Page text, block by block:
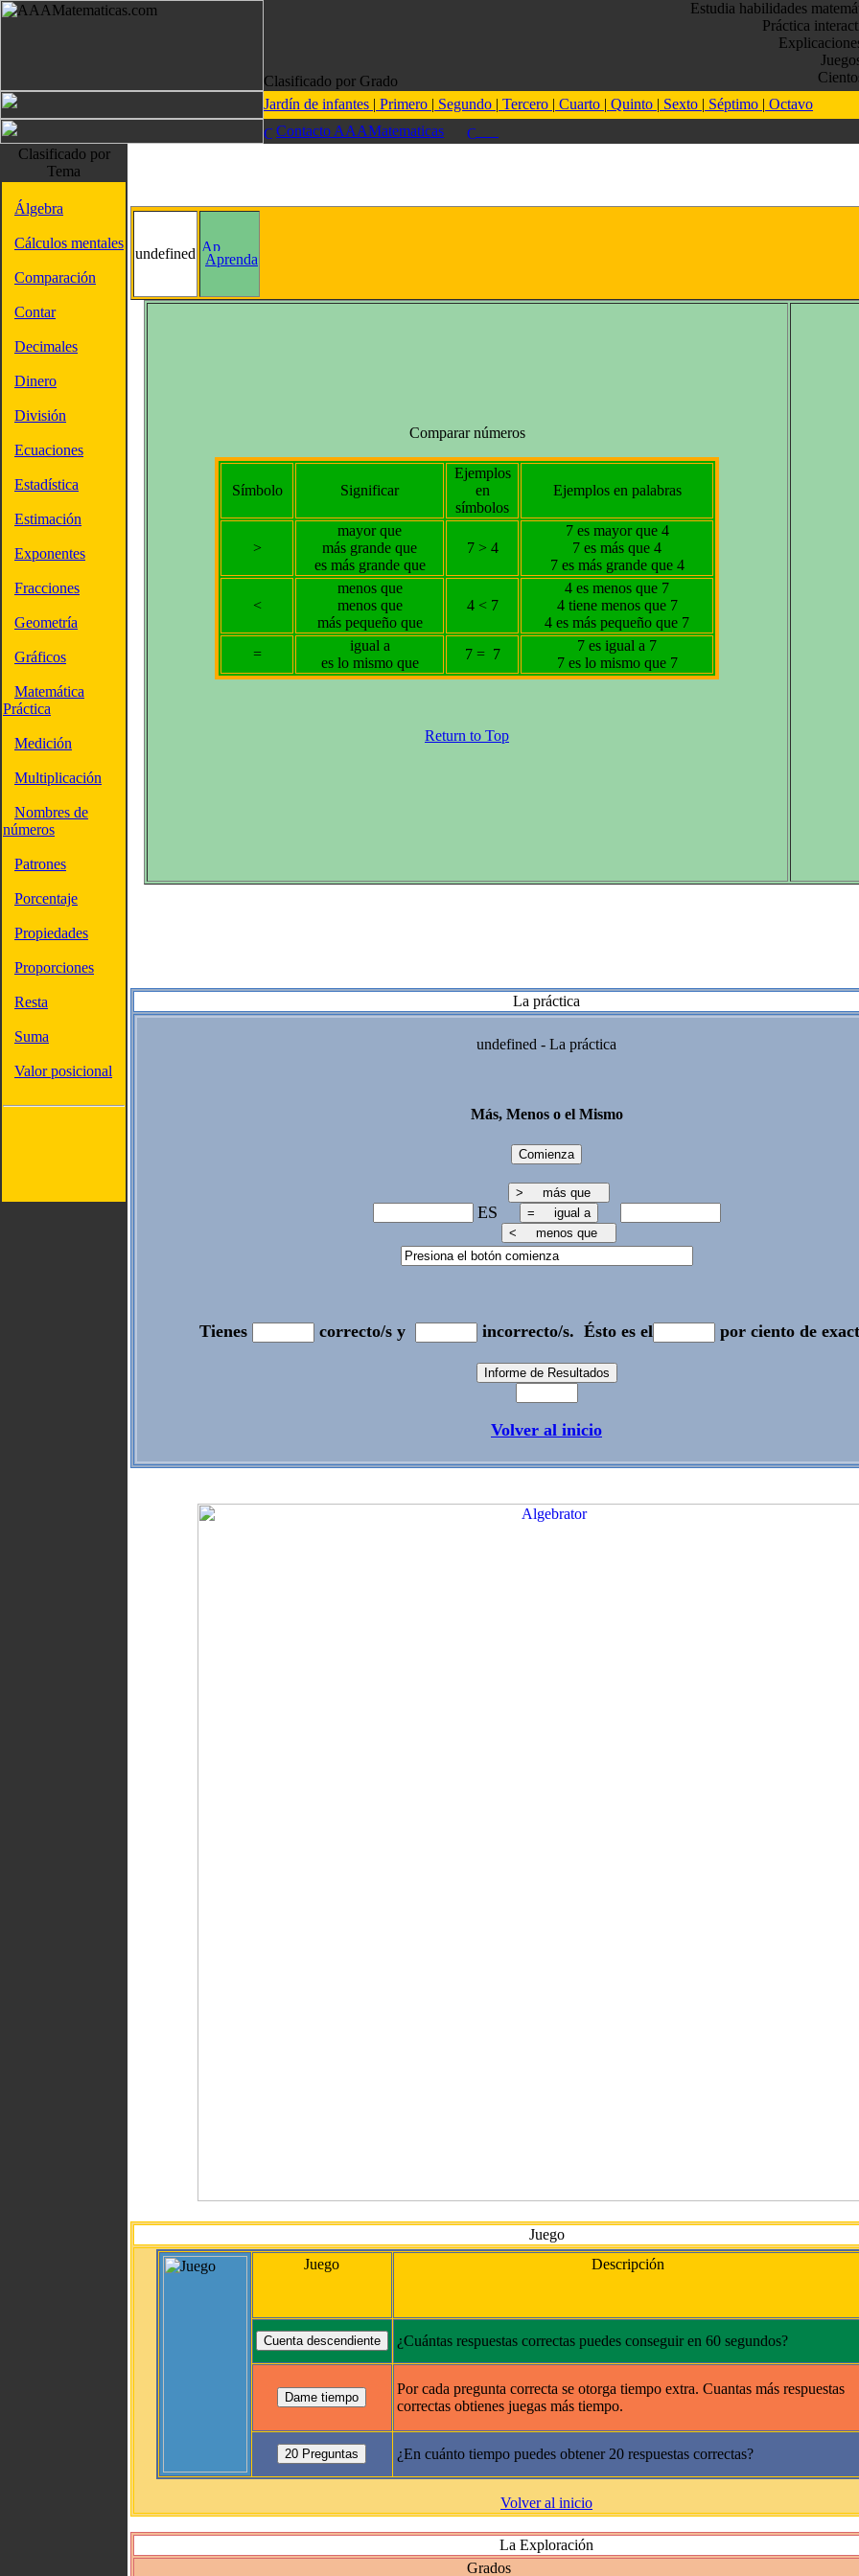
Clasificado por Grado
Estudia habilidades
Práctica
Jardín de infantes | Primero | Segundo | Tercero | Cuarto | Quinto | Sexto | Séptimo | Octavo
Contacto AAAMatematicas
Clasificado por
Tema
Álgebra
Cálculos mentales
Comparación
Contar
Decimales
Dinero
División
Ecuaciones
Estadística
Estimación
Exponentes
Fracciones
Geometría
Gráficos
Matemática
Práctica
Medición
Multiplicación
Nombres de
números
Patrones
Porcentaje
Propiedades
Proporciones
Resta
Suma
Valor posicional
undefined Aprenda
Comparar números
Símbolo Significar
Ejemplos
en
símbolos
Ejemplos en palabras
>
mayor que
más grande que
es más grande que
7 > 4
7 es mayor que 4
7 es más que 4
7 es más grande que 4
<
menos que
menos que
más pequeño que
4 < 7
4 es menos que 7
4 tiene menos que 7
4 es más pequeño que 7
=
igual a
es lo mismo que
7 = 7
7 es igual a 7
7 es lo mismo que 7
Return to Top
La práctica
undefined - La práctica
Más, Menos o el Mismo
ES
Tienes correcto/s y incorrecto/s. Ésto es el por ciento de
Volver al inicio
Juego
Juego
Descripción
¿Cuántas respuestas correctas puedes conseguir en 60 segundos?
Por cada pregunta correcta se otorga tiempo extra. Cuantas más respuestas
correctas obtienes juegas más tiempo.
¿En cuánto tiempo puedes obtener 20 respuestas correctas?
Volver al inicio
La Exploración
Grados